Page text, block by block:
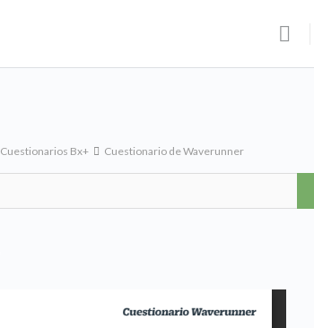
Cuestionarios Bx+ Cuestionario de Waverunner